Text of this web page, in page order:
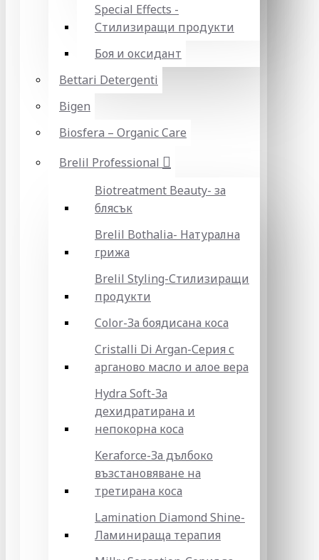
Special Effects -
Стилизиращи продукти
Боя и оксидант
Bettari Detergenti
Bigen
Biosfera – Organic Care
Brelil Professional
Biotreatment Beauty- за
блясък
Brelil Bothalia- Натурална
грижа
Brelil Styling-Стилизиращи
продукти
Color-За боядисана коса
Cristalli Di Argan-Серия с
арганово масло и алое вера
Hydra Soft-За
дехидратирана и
непокорна коса
Keraforce-За дълбоко
възстановяване на
третирана коса
Lamination Diamond Shine-
Ламинираща терапия